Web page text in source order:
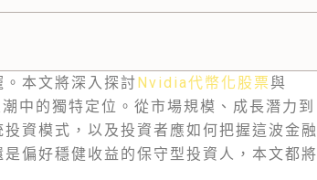
本文將深入探討Nvidia代幣化股票與
中的獨特定位。從市場規模、成長潛力到
資模式，以及投資者應如何把握這波金融
偏好穩健收益的保守型投資人，本文都將